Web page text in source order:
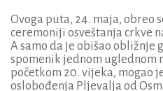
Ovoga puta, 24. maja, obreo
ceremoniji osveštanja crkve
A samo da je obišao obližnje
spomenik jednom uglednom
početkom 20. vijeka, mogao
oslobođenja Pljevalja od